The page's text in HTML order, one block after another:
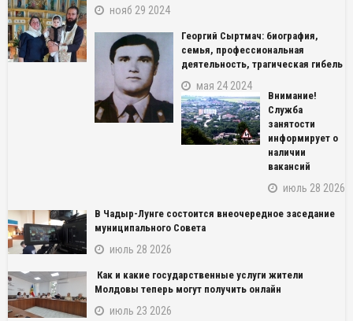
нояб 29 2024
Георгий Сыртмач: биография,
семья, профессиональная
деятельность, трагическая гибель
мая 24 2024
Внимание!
Служба
занятости
информирует о
наличии
вакансий
июль 28 2026
В Чадыр-Лунге состоится внеочередное заседание
муниципального Совета
июль 28 2026
Как и какие государственные услуги жители
Молдовы теперь могут получить онлайн
июль 23 2026